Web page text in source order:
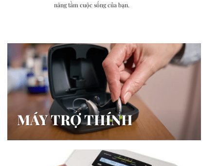
nâng tầm cuộc sống của bạn.
MÁY TRỢ THÍNH